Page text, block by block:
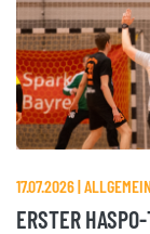
17.07.2026 |
ERSTER